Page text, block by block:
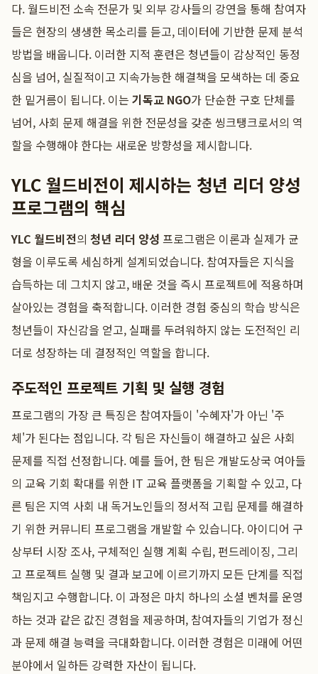
다. 월드비전 소속 전문가 및 외부 강사들의 강연을 통해 참여자
들은 현장의 생생한 목소리를 듣고, 데이터에 기반한 문제 분석
방법을 배웁니다. 이러한 지적 훈련은 청년들이 감상적인 동정
심을 넘어, 실질적이고 지속가능한 해결책을 모색하는 데 중요
한 밑거름이 됩니다. 이는 기독교 NGO가 단순한 구호 단체를
넘어, 사회 문제 해결을 위한 전문성을 갖춘 씽크탱크로서의 역
할을 수행해야 한다는 새로운 방향성을 제시합니다.
YLC 월드비전이 제시하는 청년 리더 양성
프로그램의 핵심
YLC 월드비전의 청년 리더 양성 프로그램은 이론과 실제가 균
형을 이루도록 세심하게 설계되었습니다. 참여자들은 지식을
습득하는 데 그치지 않고, 배운 것을 즉시 프로젝트에 적용하며
살아있는 경험을 축적합니다. 이러한 경험 중심의 학습 방식은
청년들이 자신감을 얻고, 실패를 두려워하지 않는 도전적인 리
더로 성장하는 데 결정적인 역할을 합니다.
주도적인 프로젝트 기획 및 실행 경험
프로그램의 가장 큰 특징은 참여자들이 '수혜자'가 아닌 '주
체'가 된다는 점입니다. 각 팀은 자신들이 해결하고 싶은 사회
문제를 직접 선정합니다. 예를 들어, 한 팀은 개발도상국 여아들
의 교육 기회 확대를 위한 IT 교육 플랫폼을 기획할 수 있고, 다
른 팀은 지역 사회 내 독거노인들의 정서적 고립 문제를 해결하
기 위한 커뮤니티 프로그램을 개발할 수 있습니다. 아이디어 구
상부터 시장 조사, 구체적인 실행 계획 수립, 펀드레이징, 그리
고 프로젝트 실행 및 결과 보고에 이르기까지 모든 단계를 직접
책임지고 수행합니다. 이 과정은 마치 하나의 소셜 벤처를 운영
하는 것과 같은 값진 경험을 제공하며, 참여자들의 기업가 정신
과 문제 해결 능력을 극대화합니다. 이러한 경험은 미래에 어떤
분야에서 일하든 강력한 자산이 됩니다.